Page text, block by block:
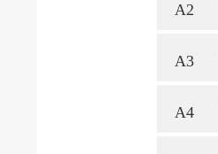
A2
A3
A4